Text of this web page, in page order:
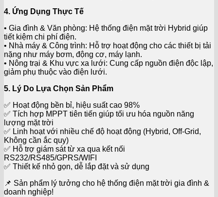
4. Ứng Dụng Thực Tế
• Gia đình & Văn phòng: Hệ thống điện mặt trời Hybrid giúp
tiết kiệm chi phí điện.
• Nhà máy & Công trình: Hỗ trợ hoạt động cho các thiết bị tải
nặng như máy bơm, động cơ, máy lạnh.
• Nông trại & Khu vực xa lưới: Cung cấp nguồn điện độc lập,
giảm phụ thuộc vào điện lưới.
5. Lý Do Lựa Chọn Sản Phẩm
✅ Hoạt động bền bỉ, hiệu suất cao 98%
✅ Tích hợp MPPT tiên tiến giúp tối ưu hóa nguồn năng
lượng mặt trời
✅ Linh hoạt với nhiều chế độ hoạt động (Hybrid, Off-Grid,
Không cần ắc quy)
✅ Hỗ trợ giám sát từ xa qua kết nối
RS232/RS485/GPRS/WIFI
✅ Thiết kế nhỏ gọn, dễ lắp đặt và sử dụng
📌 Sản phẩm lý tưởng cho hệ thống điện mặt trời gia đình &
doanh nghiệp!